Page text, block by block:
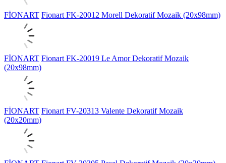
FİONART Fionart FK-20012 Morell Dekoratif Mozaik (20x98mm)
FİONART Fionart FK-20019 Le Amor Dekoratif Mozaik
(20x98mm)
FİONART Fionart FV-20313 Valente Dekoratif Mozaik
(20x20mm)